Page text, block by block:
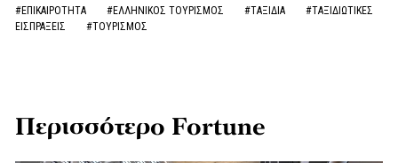
#ΕΠΙΚΑΙΡΟΤΗΤΑ #ΕΛΛΗΝΙΚΟΣ ΤΟΥΡΙΣΜΟΣ #ΤΑΞΙΔΙΑ
#ΤΑΞΙΔΙΩΤΙΚΕΣ
ΕΙΣΠΡΑΞΕΙΣ
#ΤΟΥΡΙΣΜΟΣ
Περισσότερο Fortune